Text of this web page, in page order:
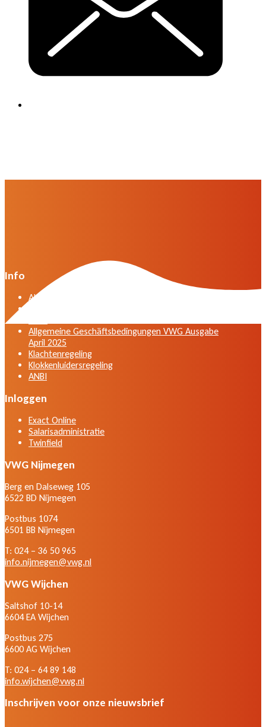
Info
Algemene voorwaarden VWG versie april 2025
Allgemeine Geschäftsbedingungen VWG Ausgabe
April 2025
Klachtenregeling
Klokkenluidersregeling
ANBI
Inloggen
Exact Online
Salarisadministratie
Twinfield
VWG Nijmegen
Berg en Dalseweg 105
6522 BD Nijmegen
Postbus 1074
6501 BB Nijmegen
T: 024 – 36 50 965
info.nijmegen@vwg.nl
VWG Wijchen
Saltshof 10-14
6604 EA Wijchen
Postbus 275
6600 AG Wijchen
T: 024 – 64 89 148
info.wijchen@vwg.nl
Inschrijven voor onze nieuwsbrief